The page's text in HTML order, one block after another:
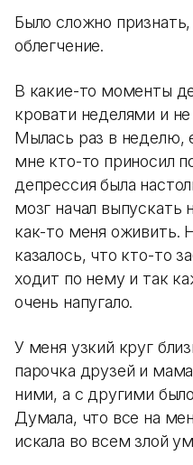
Было сложно
облегчение.
В какие-то моменты
кровати неделями и
Мылась раз в неделю,
мне кто-то приносил
депрессия была
мозг начал выпускать
как-то меня оживить.
казалось, что кто-то
ходит по нему и так
очень напугало.
У меня узкий круг
парочка друзей и
ними, а с другими
Думала, что все на
искала во всем злой